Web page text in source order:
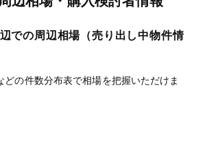
での周辺相場（売り出し中物件情
どの件数分布表で相場を把握いただけま